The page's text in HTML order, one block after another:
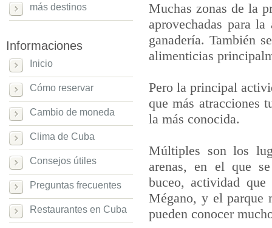
más destinos
Informaciones
Inicio
Cómo reservar
Cambio de moneda
Clima de Cuba
Consejos útiles
Preguntas frecuentes
Restaurantes en Cuba
Muchas zonas de la
aprovechadas para
ganadería. También
alimenticias
Pero la principal
que más atracciones
la más conocida.
Múltiples son los
arenas, en el que
buceo, actividad
Mégano, y el parque
pueden conocer